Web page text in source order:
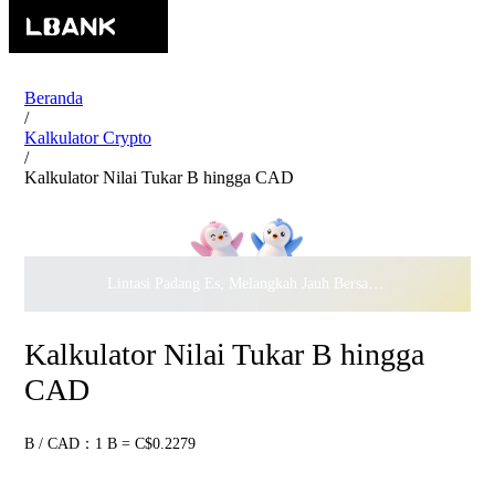
Beranda
/
Kalkulator Crypto
/
Kalkulator Nilai Tukar B hingga CAD
Lintasi Padang Es, Melangkah Jauh Bersama · Rayakan
Kalkulator Nilai Tukar B hingga
CAD
B / CAD：1 B = C$0.2279